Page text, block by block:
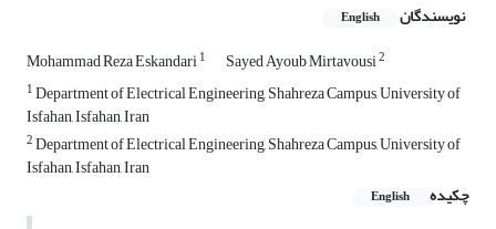
نویسندگان English
Mohammad Reza Eskandari1 Sayed Ayoub Mirtavousi2
1Department of Electrical Engineering, Shahreza Campus, University of
Isfahan, Isfahan, Iran
2Department of Electrical Engineering, Shahreza Campus, University of
Isfahan, Isfahan, Iran
چکیده
English